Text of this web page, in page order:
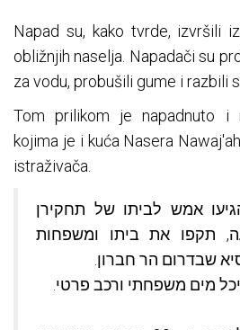
Napad su, kako tvrde, izvršili
obližnjih naselja. Napadači su
za vodu, probušili gume i razbili
Tom prilikom je napadnuto i
kojima je i kuća Nasera
istraživača.
אמש לביתו של תחקירן
תקפו את ביתו ומשפחות
שבדרום הר חברון.
מים משפחתי ורכב פרטי.